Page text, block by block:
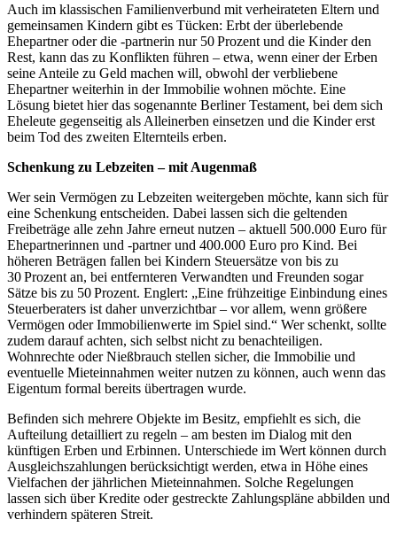
Auch im klassischen Familienverbund mit verheirateten Eltern und
gemeinsamen Kindern gibt es Tücken: Erbt der überlebende
Ehepartner oder die -partnerin nur 50 Prozent und die Kinder den
Rest, kann das zu Konflikten führen – etwa, wenn einer der Erben
seine Anteile zu Geld machen will, obwohl der verbliebene
Ehepartner weiterhin in der Immobilie wohnen möchte. Eine
Lösung bietet hier das sogenannte Berliner Testament, bei dem sich
Eheleute gegenseitig als Alleinerben einsetzen und die Kinder erst
beim Tod des zweiten Elternteils erben.
Schenkung zu Lebzeiten – mit Augenmaß
Wer sein Vermögen zu Lebzeiten weitergeben möchte, kann sich für
eine Schenkung entscheiden. Dabei lassen sich die geltenden
Freibeträge alle zehn Jahre erneut nutzen – aktuell 500.000 Euro für
Ehepartnerinnen und -partner und 400.000 Euro pro Kind. Bei
höheren Beträgen fallen bei Kindern Steuersätze von bis zu
30 Prozent an, bei entfernteren Verwandten und Freunden sogar
Sätze bis zu 50 Prozent. Englert: „Eine frühzeitige Einbindung eines
Steuerberaters ist daher unverzichtbar – vor allem, wenn größere
Vermögen oder Immobilienwerte im Spiel sind.“ Wer schenkt, sollte
zudem darauf achten, sich selbst nicht zu benachteiligen.
Wohnrechte oder Nießbrauch stellen sicher, die Immobilie und
eventuelle Mieteinnahmen weiter nutzen zu können, auch wenn das
Eigentum formal bereits übertragen wurde.
Befinden sich mehrere Objekte im Besitz, empfiehlt es sich, die
Aufteilung detailliert zu regeln – am besten im Dialog mit den
künftigen Erben und Erbinnen. Unterschiede im Wert können durch
Ausgleichszahlungen berücksichtigt werden, etwa in Höhe eines
Vielfachen der jährlichen Mieteinnahmen. Solche Regelungen
lassen sich über Kredite oder gestreckte Zahlungspläne abbilden und
verhindern späteren Streit.